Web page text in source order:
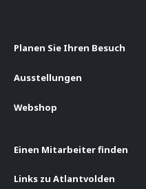
Planen Sie Ihren Besuch
Ausstellungen
Webshop
Einen Mitarbeiter finden
Links zu Atlantvolden